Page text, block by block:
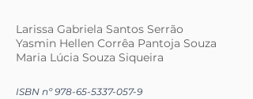
Larissa Gabriela Santos Serrão
Yasmin Hellen Corrêa Pantoja Souza
Maria Lúcia Souza Siqueira
ISBN nº978-65-5337-057-9